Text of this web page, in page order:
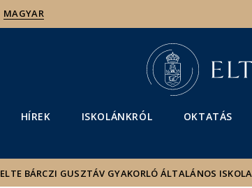
MAGYAR
HÍREK ISKOLÁNKRÓL OKTATÁS
ELTE BÁRCZI GUSZTÁV GYAKORLÓ ÁLTALÁNOS ISKOLA